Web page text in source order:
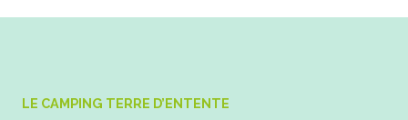
LE CAMPING TERRE D’ENTENTE